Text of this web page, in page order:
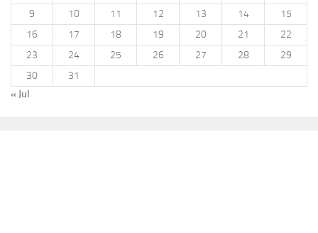
9
10 11 12 13 14
15
16
17 18 19 20 21
22
23
24 25 26 27 28
29
30
31
« Jul